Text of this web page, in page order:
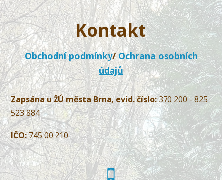
Kontakt
Obchodní podmínky/Ochrana osobních
údajů
Zapsána u ŽÚ města Brna, evid. číslo:370 200 - 825
523 884
IČO:745 00 210